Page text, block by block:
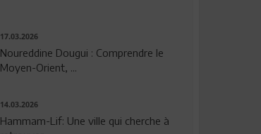
17.03.2026
Noureddine Dougui : Comprendre le
Moyen-Orient, ...
14.03.2026
Hammam-Lif: Une ville qui cherche à